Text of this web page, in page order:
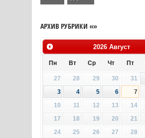
АРХИВ РУБРИКИ «»
2026 Август
Пн Вт Ср Чт Пт
27 28 29 30 31
3
4 5 6 7
10
11 12 13 14
17
18 19 20 21
24
25 26 27 28